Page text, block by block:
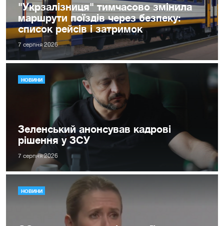
"Укрзалізниця" тимчасово змінила
маршрути поїздів через безпеку:
список рейсів і затримок
7 серпня 2026
НОВИНИ
Зеленський анонсував кадрові
рішення у ЗСУ
7 серпня 2026
НОВИНИ